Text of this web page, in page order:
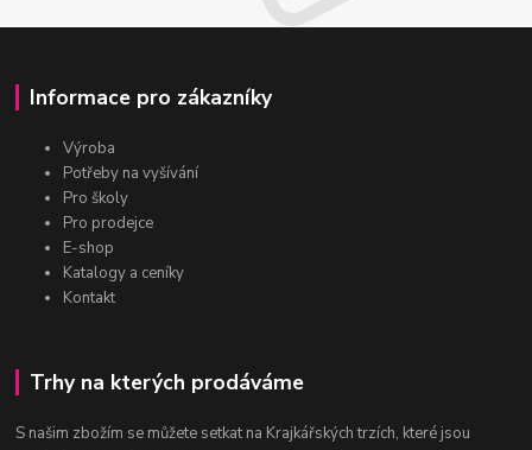
Informace pro zákazníky
Výroba
Potřeby na vyšívání
Pro školy
Pro prodejce
E-shop
Katalogy a ceníky
Kontakt
Trhy na kterých prodáváme
S našim zbožím se můžete setkat na Krajkářských trzích, které jsou